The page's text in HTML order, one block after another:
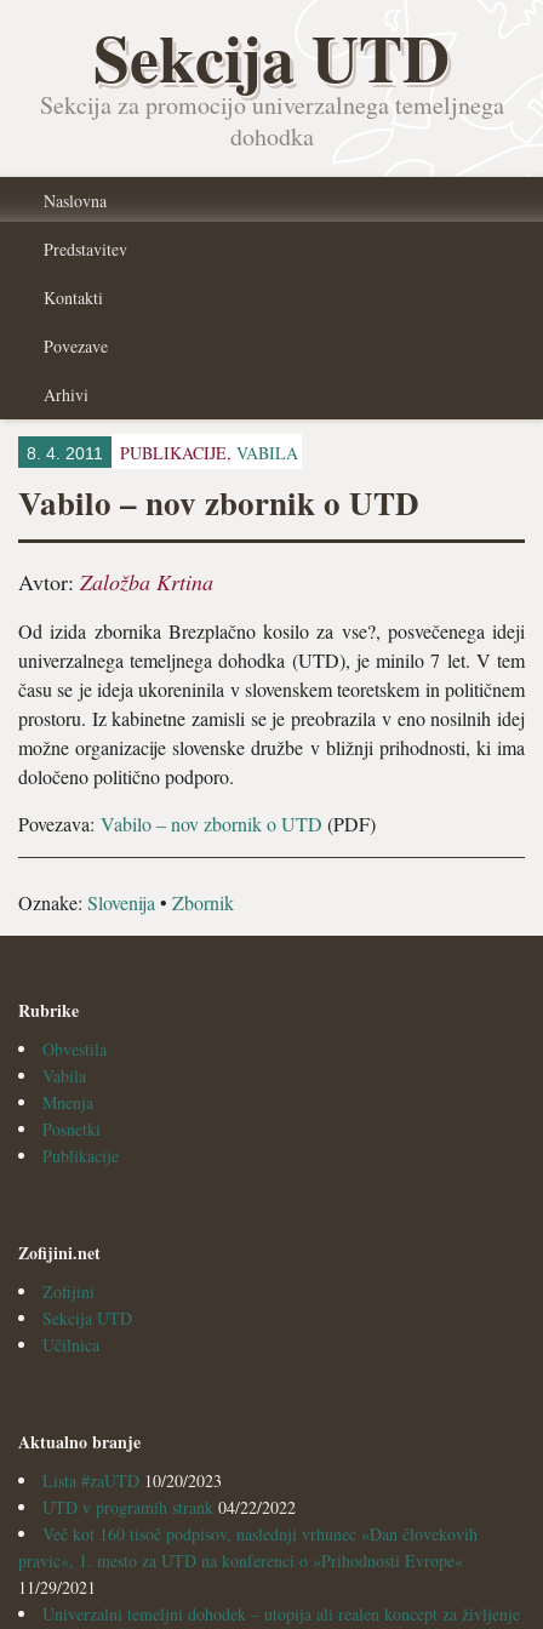
Sekcija UTD
Sekcija za promocijo univerzalnega temeljnega
dohodka
Naslovna
Predstavitev
Kontakti
Povezave
Arhivi
8. 4. 2011 PUBLIKACIJE, VABILA
Vabilo – nov zbornik o UTD
Avtor: Založba Krtina
Od izida zbornika Brezplačno kosilo za vse?, posvečenega ideji
univerzalnega temeljnega dohodka (UTD), je minilo 7 let. V tem
času se je ideja ukoreninila v slovenskem teoretskem in političnem
prostoru. Iz kabinetne zamisli se je preobrazila v eno nosilnih idej
možne organizacije slovenske družbe v bližnji prihodnosti, ki ima
določeno politično podporo.
Povezava: Vabilo – nov zbornik o UTD (PDF)
Oznake: Slovenija • Zbornik
Rubrike
Obvestila
Vabila
Mnenja
Posnetki
Publikacije
Zofijini.net
Zofijini
Sekcija UTD
Učilnica
Aktualno branje
Lista #zaUTD 10/20/2023
UTD v programih strank 04/22/2022
Več kot 160 tisoč podpisov, naslednji vrhunec »Dan človekovih
pravic«, 1. mesto za UTD na konferenci o »Prihodnosti Evrope«
11/29/2021
Univerzalni temeljni dohodek – utopija ali realen koncept za življenje